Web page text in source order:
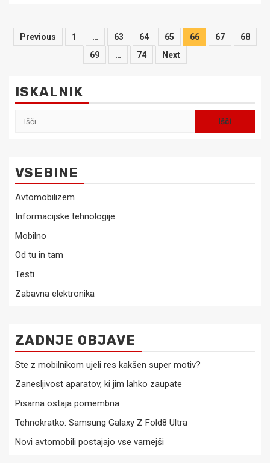
Številčenje
prispevkov
Previous 1 … 63 64 65 66 67
68
69
… 74 Next
ISKALNIK
Išči:
VSEBINE
Avtomobilizem
Informacijske tehnologije
Mobilno
Od tu in tam
Testi
Zabavna elektronika
ZADNJE OBJAVE
Ste z mobilnikom ujeli res kakšen super motiv?
Zanesljivost aparatov, ki jim lahko zaupate
Pisarna ostaja pomembna
Tehnokratko: Samsung Galaxy Z Fold8 Ultra
Novi avtomobili postajajo vse varnejši